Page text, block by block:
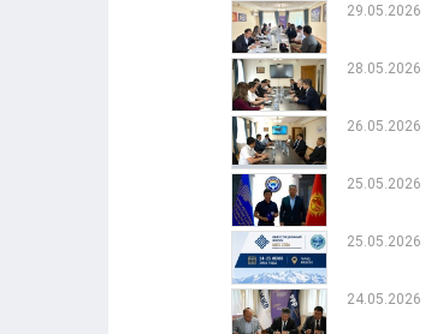
29.05.2026
28.05.2026
26.05.2026
25.05.2026
25.05.2026
24.05.2026